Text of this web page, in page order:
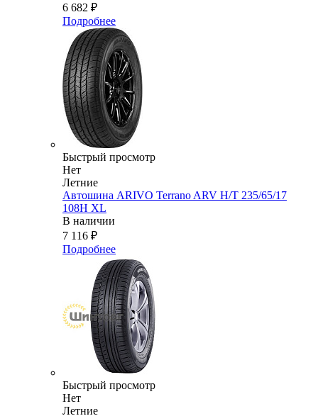
6 682 ₽
Подробнее
Быстрый просмотр
Нет
Летние
Автошина ARIVO Terrano ARV H/T 235/65/17
108H XL
В наличии
7 116 ₽
Подробнее
Быстрый просмотр
Нет
Летние